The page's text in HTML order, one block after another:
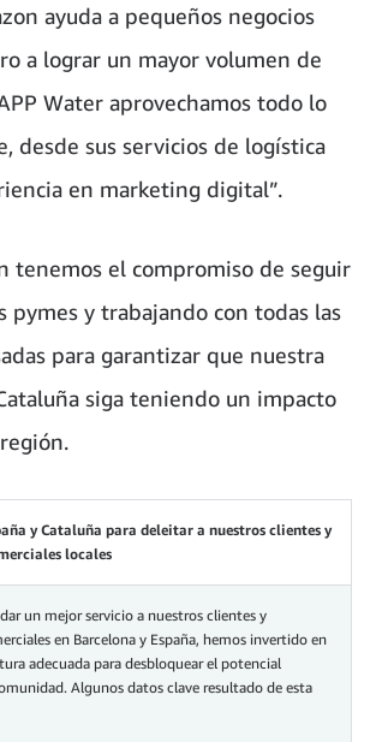
ayuda a pequeños negocios
a lograr un mayor volumen de
Water aprovechamos todo lo
desde sus servicios de logística
en marketing digital”.
tenemos el compromiso de seguir
pymes y trabajando con todas las
para garantizar que nuestra
siga teniendo un impacto
y Cataluña para deleitar a nuestros clientes y
locales
un mejor servicio a nuestros clientes y
en Barcelona y España, hemos invertido en
adecuada para desbloquear el potencial
Algunos datos clave resultado de esta